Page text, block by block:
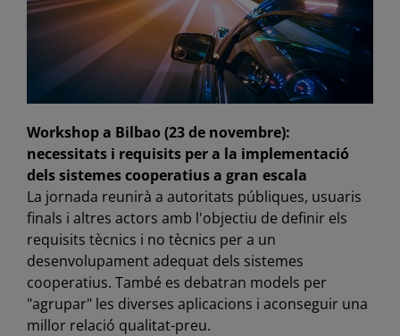
Workshop a Bilbao (23 de novembre):
necessitats i requisits per a la implementació
dels sistemes cooperatius a gran escala
La jornada reunirà a autoritats públiques, usuaris
finals i altres actors amb l'objectiu de definir els
requisits tècnics i no tècnics per a un
desenvolupament adequat dels sistemes
cooperatius. També es debatran models per
"agrupar" les diverses aplicacions i aconseguir una
millor relació qualitat-preu.